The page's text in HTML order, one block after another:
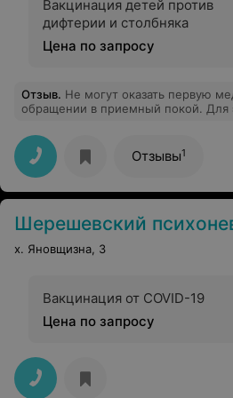
Вакцинация детей против
дифтерии и столбняка
Цена по запросу
Отзыв. Не могут оказать первую
обращении в приемный покой. Для
Больного не вылечат, а здорового
медецины 21 века. Ни какой
больных. Молодых специалистов
но врачами их назвать
которым смерть человека, просто
Отзывы1
Шерешевский психоневрологический дом-интернат для
х. Яновщизна, 3
Вакцинация от COVID-19
Цена по запросу